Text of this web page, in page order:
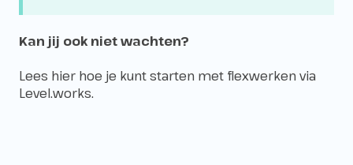
Kan jij ook niet wachten?
Lees hier hoe je kunt starten met flexwerken via
Level.works.